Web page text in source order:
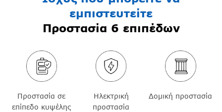
εμπιστευτείτε
Προστασία 6 επιπέδων
Προστασία σε
επίπεδο κυψέλης
Ηλεκτρική
προστασία
Δομική προστασία